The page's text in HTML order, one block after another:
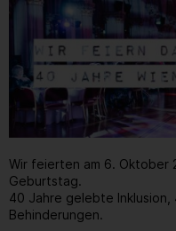
Wir feierten am 6. Oktober
Geburtstag.
40 Jahre gelebte
Behinderungen.